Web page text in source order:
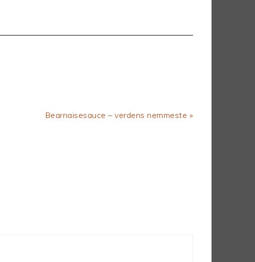
Next
Bearnaisesauce – verdens nemmeste »